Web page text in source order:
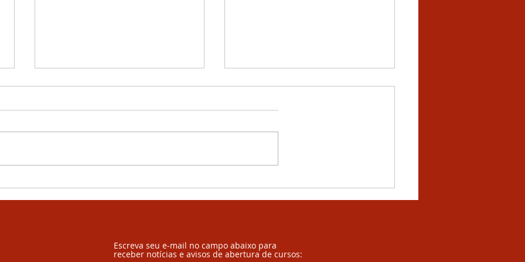
Escreva seu e-mail no campo abaixo para
receber notícias e avisos de abertura de cursos: